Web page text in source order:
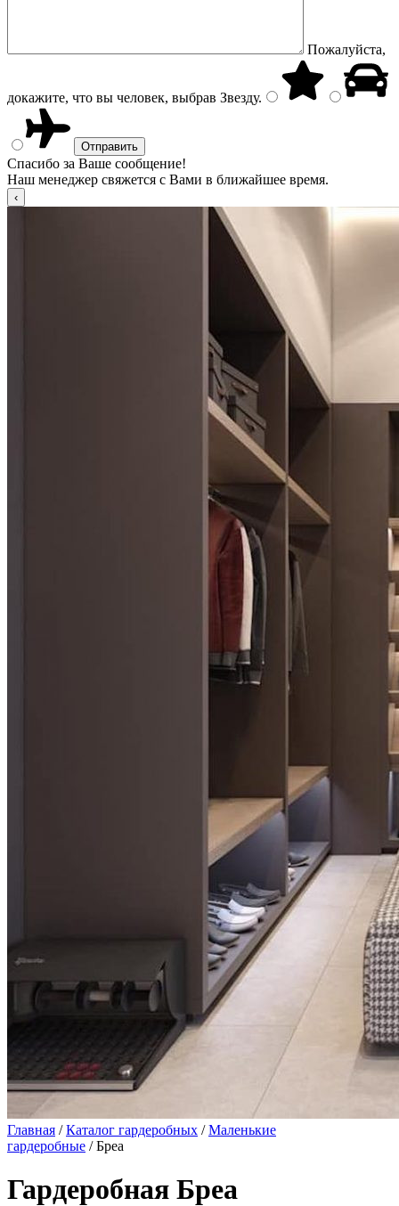
Пожалуйста,
докажите, что вы человек, выбрав Звезду.
Спасибо за Ваше сообщение!
Наш менеджер свяжется с Вами в ближайшее время.
Главная /Каталог гардеробных /Маленькие
гардеробные / Бреа
Гардеробная Бреа